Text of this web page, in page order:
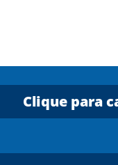
Clique para